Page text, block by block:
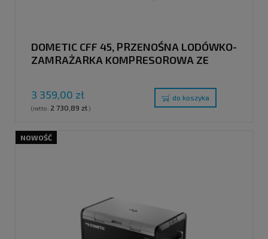
DOMETIC CFF 45, PRZENOŚNA LODÓWKO-
ZAMRAŻARKA KOMPRESOROWA ZE
3 359,00 zł
(netto: 2 730,89 zł)
do koszyka
NOWOŚĆ